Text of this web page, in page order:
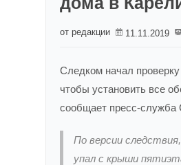
от редакции 11.11.2019
Следком начал
чтобы установить все
сообщает пресс-служба
По версии
упал с крыши